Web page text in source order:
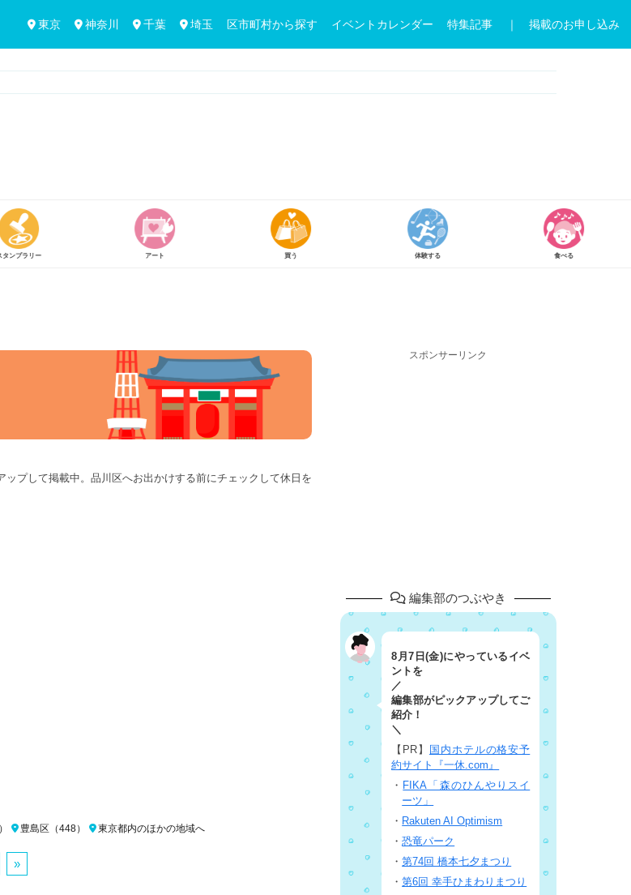
東京 神奈川 千葉 埼玉 区市町村から探す イベントカレンダー 特集記事 ｜ 掲載のお申し込み
アート 買う 体験する 食べる 参加
プして掲載中。品川区へお出かけする前にチェックして休日を
豊島区（448） 東京都内のほかの地域へ
»
スポンサーリンク
編集部のつぶやき
8月7日(金)にやっているイベ
ントを
／
編集部がピックアップしてご
紹介！
＼
【PR】
国内ホテルの格安予
約サイト『一休.com』
・ FIKA「森のひんやりスイ
ーツ」
・ Rakuten AI Optimism
・恐竜パーク
・第74回 橋本七夕まつり
・第6回 幸手ひまわりまつり